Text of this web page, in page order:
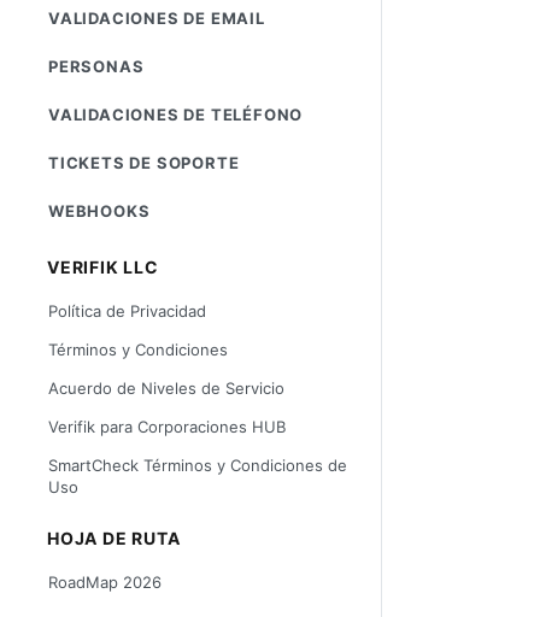
VALIDACIONES DE EMAIL
PERSONAS
VALIDACIONES DE TELÉFONO
TICKETS DE SOPORTE
WEBHOOKS
VERIFIK LLC
Política de Privacidad
Términos y Condiciones
Acuerdo de Niveles de Servicio
Verifik para Corporaciones HUB
SmartCheck Términos y Condiciones de
Uso
HOJA DE RUTA
RoadMap 2026